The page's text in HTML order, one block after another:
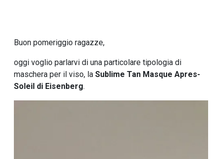
Buon pomeriggio ragazze,
oggi voglio parlarvi di una particolare tipologia di
maschera per il viso, la Sublime Tan Masque Apres-
Soleil di Eisenberg.